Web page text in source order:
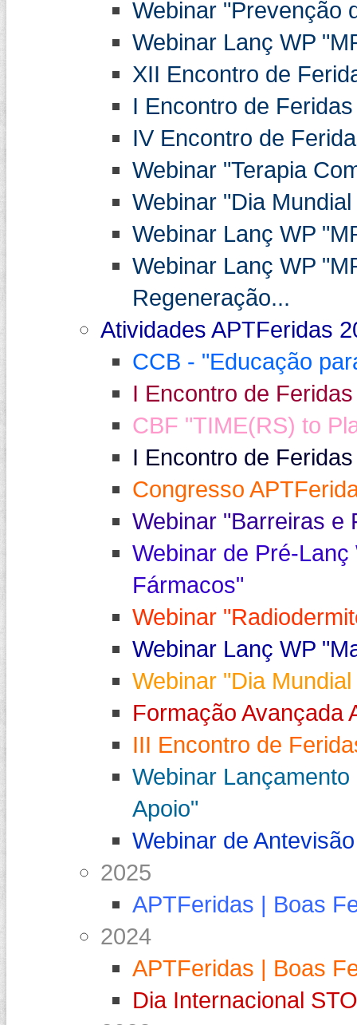
Webinar "Prevenção
Webinar Lanç WP
XII Encontro de
I Encontro de
IV Encontro de
Webinar "Terapia
Webinar "Dia
Webinar Lanç WP
Webinar Lanç WP
Regeneração...
Atividades APTFeridas
CCB - "Educação
I Encontro de
CBF "TIME(RS) to
I Encontro de
Congresso
Webinar "Barreiras e
Webinar de Pré-
Fármacos"
Webinar
Webinar Lanç WP
Webinar "Dia
Formação Avançada
III Encontro de
Webinar
Apoio"
Webinar de
2025
APTFeridas | Boas
2024
APTFeridas | Boas
Dia Internacional